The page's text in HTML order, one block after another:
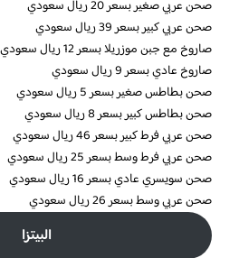
صحن عربي صغير بسعر 20 ريال سعودي
صحن عربي كبير بسعر 39 ريال سعودي
صاروخ مع جبن موزريلا بسعر 12 ريال سعودي
صاروخ عادي بسعر 9 ريال سعودي
صحن بطاطس صغير بسعر 5 ريال سعودي
صحن بطاطس كبير بسعر 8 ريال سعودي
صحن عربي فرط كبير بسعر 46 ريال سعودي
صحن عربي فرط وسط بسعر 25 ريال سعودي
صحن سويسري عادي بسعر 16 ريال سعودي
صحن عربي وسط بسعر 26 ريال سعودي
البيتزا